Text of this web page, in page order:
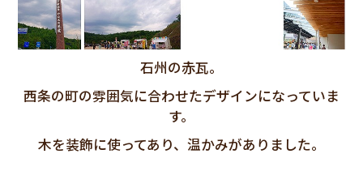
石州の赤瓦。
西条の町の雰囲気に合わせたデザインになっていま
す。
木を装飾に使ってあり、温かみがありました。